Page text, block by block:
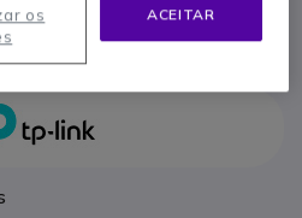
ACEITAR
os